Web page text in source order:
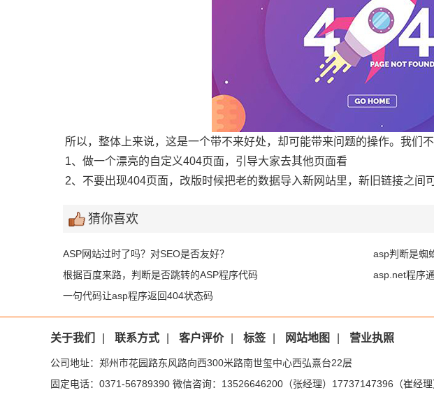
所以，整体上来说，这是一个带不来好处，却可能带来问题的操作。我们
1、做一个漂亮的自定义404页面，引导大家去其他页面看
2、不要出现404页面，改版时候把老的数据导入新网站里，新旧链接之间
猜你喜欢
ASP网站过时了吗？对SEO是否友好？
asp判断是蜘
根据百度来路，判断是否跳转的ASP程序代码
asp.net程序
一句代码让asp程序返回404状态码
关于我们 联系方式 客户评价 标签 网站地图 营业执照
公司地址：郑州市花园路东风路向西300米路南世玺中心西弘熹台22层
固定电话：0371-56789390 微信咨询：13526646200（张经理）17737147396（崔经